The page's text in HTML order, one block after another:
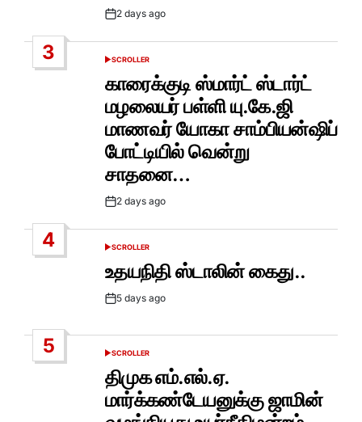
Post2 days ago
3
POSTED
SCROLLER
காரைக்குடி ஸ்மார்ட் ஸ்டார்ட்
மழலையர் பள்ளி யு.கே.ஜி
மாணவர் யோகா சாம்பியன்ஷிப்
போட்டியில் வென்று
சாதனை…
Post2 days ago
4
POSTED
SCROLLER
உதயநிதி ஸ்டாலின் கைது..
Post5 days ago
5
POSTED
SCROLLER
திமுக எம்.எல்.ஏ.
மார்க்கண்டேயனுக்கு ஜாமின்